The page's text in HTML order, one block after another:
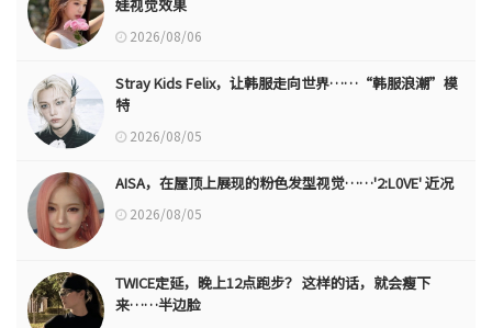
娃视觉效果
2026/08/06
Stray Kids Felix，让韩服走向世界……“韩服浪潮”模
特
2026/08/05
AISA，在屋顶上展现的粉色发型视觉……'2:L0VE' 近况
2026/08/05
TWICE定延，晚上12点跑步？ 这样的话，就会瘦下
来……半边脸